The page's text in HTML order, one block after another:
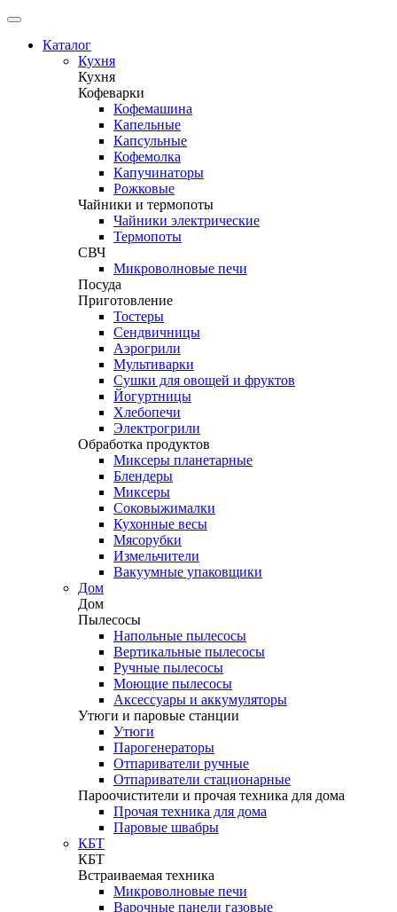
Каталог
Кухня
Кухня
Кофеварки
Кофемашина
Капельные
Капсульные
Кофемолка
Капучинаторы
Рожковые
Чайники и термопоты
Чайники электрические
Термопоты
СВЧ
Микроволновые печи
Посуда
Приготовление
Тостеры
Сендвичницы
Аэрогрили
Мультиварки
Сушки для овощей и фруктов
Йогуртницы
Хлебопечи
Электрогрили
Обработка продуктов
Миксеры планетарные
Блендеры
Миксеры
Соковыжималки
Кухонные весы
Мясорубки
Измельчители
Вакуумные упаковщики
Дом
Дом
Пылесосы
Напольные пылесосы
Вертикальные пылесосы
Ручные пылесосы
Моющие пылесосы
Аксессуары и аккумуляторы
Утюги и паровые станции
Утюги
Парогенераторы
Отпариватели ручные
Отпариватели стационарные
Пароочистители и прочая техника для дома
Прочая техника для дома
Паровые швабры
КБТ
КБТ
Встраиваемая техника
Микроволновые печи
Варочные панели газовые